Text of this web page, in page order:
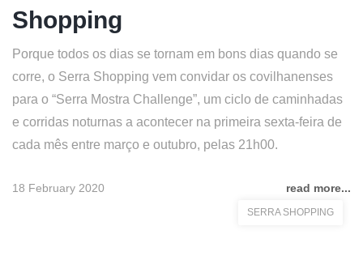
Shopping
Porque todos os dias se tornam em bons dias quando se
corre, o Serra Shopping vem convidar os covilhanenses
para o “Serra Mostra Challenge”, um ciclo de caminhadas
e corridas noturnas a acontecer na primeira sexta-feira de
cada mês entre março e outubro, pelas 21h00.
18 February 2020 read more...
SERRA SHOPPING